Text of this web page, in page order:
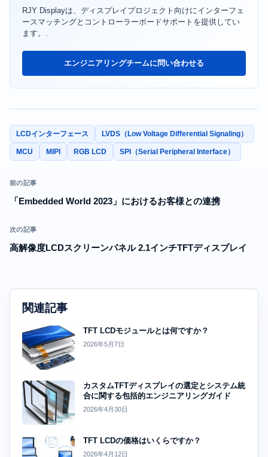
RJY Displayは、ディスプレイプロジェクト向けにインターフェ
ースマッチングとコントローラーボードサポートを提供してい
ます。.
エンジニアリングチームに問い合わせる
LCDインターフェース LVDS（Low Voltage Differential Signaling）
MCU MIPI RGB LCD SPI（Serial Peripheral Interface）
前の記事
「Embedded World 2023」におけるお客様との連携
次の記事
高解像度LCDスクリーンパネル 2.1インチTFTディスプレイ
関連記事
TFT LCDモジュールとは何ですか？
2026年5月7日
カスタムTFTディスプレイの選定とシステム統
合に関する包括的エンジニアリングガイド
2026年4月30日
TFT LCDの価格はいくらですか？
2026年4月12日